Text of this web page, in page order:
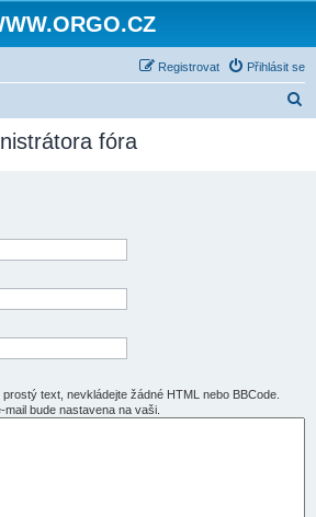
Přihlásit se
Registrovat
fóra
text, nevkládejte žádné HTML nebo BBCode.
bude nastavena na vaši.